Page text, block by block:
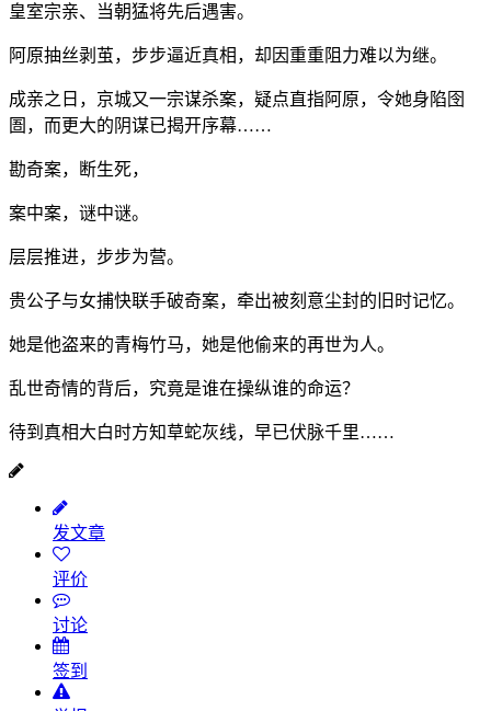
皇室宗亲、当朝猛将先后遇害。
阿原抽丝剥茧，步步逼近真相，却因重重阻力难以为继。
成亲之日，京城又一宗谋杀案，疑点直指阿原，令她身陷囹
圄，而更大的阴谋已揭开序幕……
勘奇案，断生死，
案中案，谜中谜。
层层推进，步步为营。
贵公子与女捕快联手破奇案，牵出被刻意尘封的旧时记忆。
她是他盗来的青梅竹马，她是他偷来的再世为人。
乱世奇情的背后，究竟是谁在操纵谁的命运？
待到真相大白时方知草蛇灰线，早已伏脉千里……
发文章
评价
讨论
签到